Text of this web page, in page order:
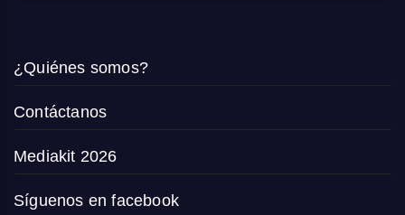
¿Quiénes somos?
Contáctanos
Mediakit 2026
Síguenos en facebook